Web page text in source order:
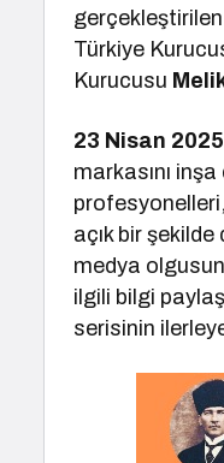
gerçekleştirilen
Türkiye
Kurucusu
23 Nisan 2025
markasını
açık bir
medya
ilgili bilgi
serisinin